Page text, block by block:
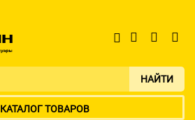
НАЙТИ
КАТАЛОГ ТОВАРОВ